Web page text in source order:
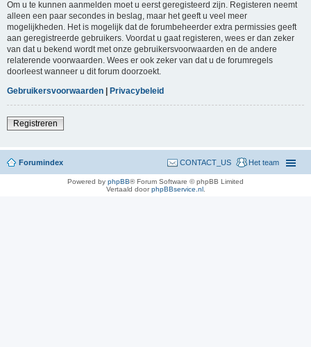
Om u te kunnen aanmelden moet u eerst geregisteerd zijn. Registeren neemt
alleen een paar secondes in beslag, maar het geeft u veel meer
mogelijkheden. Het is mogelijk dat de forumbeheerder extra permissies geeft
aan geregistreerde gebruikers. Voordat u gaat registeren, wees er dan zeker
van dat u bekend wordt met onze gebruikersvoorwaarden en de andere
relaterende voorwaarden. Wees er ook zeker van dat u de forumregels
doorleest wanneer u dit forum doorzoekt.
Gebruikersvoorwaarden | Privacybeleid
Registreren
Forumindex Het team
CONTACT_US
Powered by phpBB® Forum Software © phpBB Limited
Vertaald doorphpBBservice.nl.